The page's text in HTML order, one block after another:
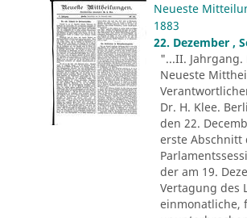
Neueste
1883
22. Dezember ,
"...II. Jahrgang.
Neueste
Dr. H. Klee.
den 22.
erste Abschnitt
der am 19.
Vertagung des
einmonatliche,